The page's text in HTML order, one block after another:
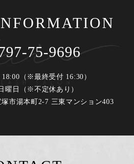
75-9696
（※最終受付 16:30）
曜日（※不定休あり）
市湯本町2-7 三東マンション403